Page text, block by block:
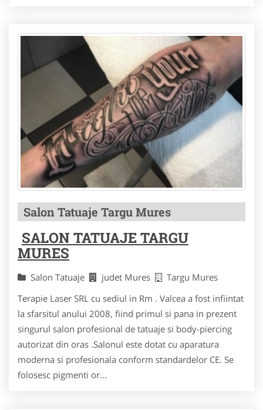
Salon Tatuaje Targu Mures
SALON TATUAJE TARGU
MURES
Salon Tatuaje judet Mures
Targu Mures
Terapie Laser SRL cu sediul in Rm . Valcea a fost infiintat
la sfarsitul anului 2008, fiind primul si pana in prezent
singurul salon profesional de tatuaje si body-piercing
autorizat din oras .Salonul este dotat cu aparatura
moderna si profesionala conform standardelor CE. Se
folosesc pigmenti or...